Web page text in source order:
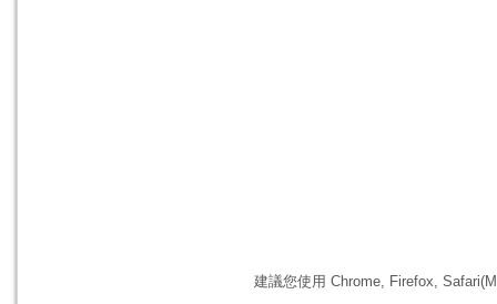
建議您使用 Chrome, Firefox,